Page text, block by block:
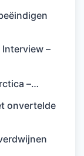
–
–…
onvertelde